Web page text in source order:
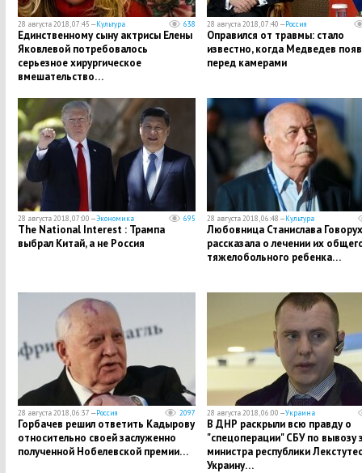
28 августа 2018, 07:45 —Культура 638
​Единственному сыну актрисы Елены
Яковлевой потребовалось
серьезное хирургическое
вмешательство…
28 августа 2018, 07:40 —Россия
Оправился от травмы: стало
известно, когда Медведев
перед камерами
28 августа 2018, 07:00 —Экономика 695
The National Interest : Трампа
выбрал Китай, а не Россия
28 августа 2018, 06:48 —Культура
Любовница Станислава
рассказала о лечении их
тяжелобольного ребенка…
28 августа 2018, 06:37 —Россия 2097
Горбачев решил ответить Кадырову
относительно своей заслуженно
полученной Нобелевской премии…
28 августа 2018, 06:00 —Украина
В ДНР раскрыли всю правду о
"спецоперации" СБУ по вывозу
министра республики
Украину…